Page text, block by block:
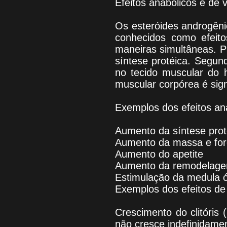
Efeitos anabólicos e de
Os esteróides
conhecidos como
maneiras simultâneas.
síntese protéica.
no tecido muscular do
muscular corpórea é
Exemplos dos efeitos
Aumento da síntese
Aumento da massa e
Aumento do apetite
Aumento da
Estimulação da medula
Exemplos dos efeitos
Crescimento do clitóris
não cresce